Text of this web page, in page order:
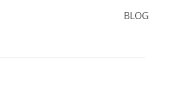
BLOG